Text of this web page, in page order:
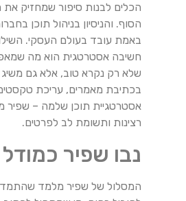
הכלים לבנות סיפור שמחזיק
הסוף. והניסיון בניהול תוכן
באמת עובד בעולם העסקי.
חשיבה אסטרטגית הוא מה
שלא רק נקרא טוב, אלא גם משיג
בכתיבת מאמרים, עריכת טקסטים
אסטרטגיית תוכן שלמה – שפיר
רצינות ותשומת לב לפרטים.
נבו שפיר
המסלול של שפיר מלמד